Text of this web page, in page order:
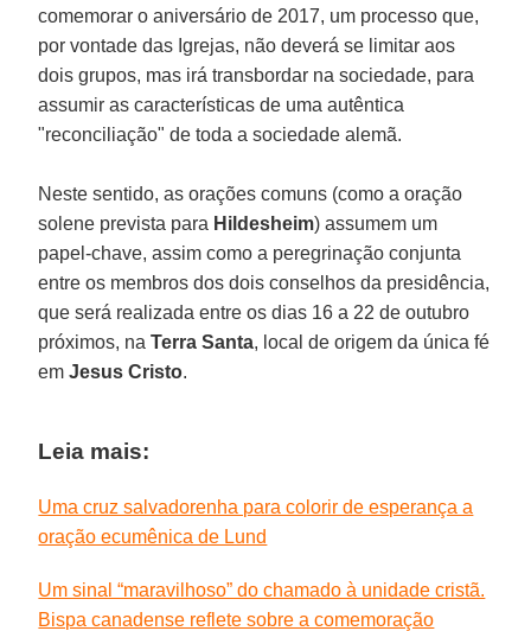
comemorar o aniversário de 2017, um processo que,
por vontade das Igrejas, não deverá se limitar aos
dois grupos, mas irá transbordar na sociedade, para
assumir as características de uma autêntica
"reconciliação" de toda a sociedade alemã.
Neste sentido, as orações comuns (como a oração
solene prevista para Hildesheim) assumem um
papel-chave, assim como a peregrinação conjunta
entre os membros dos dois conselhos da presidência,
que será realizada entre os dias 16 a 22 de outubro
próximos, naTerra Santa, local de origem da única fé
emJesus Cristo.
Leia mais:
Uma cruz salvadorenha para colorir de esperança a
oração ecumênica de Lund
Um sinal “maravilhoso” do chamado à unidade cristã.
Bispa canadense reflete sobre a comemoração